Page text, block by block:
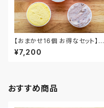
【おまかせ16個 お得なセット】名
水育ちの生乳ジェラート16個セ
ット
¥7,200
おすすめ商品